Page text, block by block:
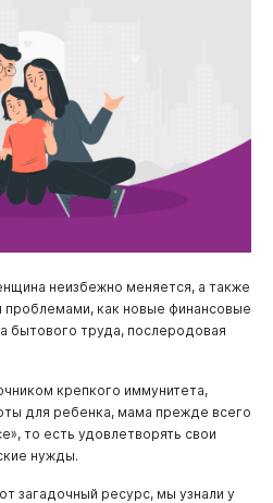
неизбежно меняется, а также
проблемами, как новые финансовые
бытового труда, послеродовая
крепкого иммунитета,
для ребенка, мама прежде всего
то есть удовлетворять свои
нужды.
загадочный ресурс, мы узнали у